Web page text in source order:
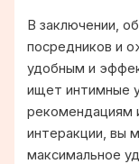
В заключении,
посредников и
удобным и
ищет интимные
рекомендациям
интеракции, вы
максимальное